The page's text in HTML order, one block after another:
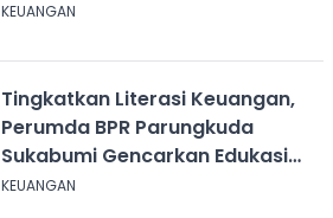
KEUANGAN
Tingkatkan Literasi Keuangan,
Perumda BPR Parungkuda
Sukabumi Gencarkan Edukasi
Inklusi
KEUANGAN